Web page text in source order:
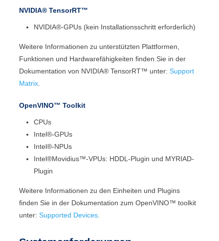
NVIDIA® TensorRT™
NVIDIA®-GPUs (kein Installationsschritt erforderlich)
Weitere Informationen zu unterstützten Plattformen,
Funktionen und Hardwarefähigkeiten finden Sie in der
Dokumentation von NVIDIA® TensorRT™ unter:Support
Matrix
OpenVINO™ Toolkit
CPUs
Intel®-GPUs
Intel®-NPUs
Intel®Movidius™-VPUs: HDDL-Plugin und MYRIAD-
Plugin
Weitere Informationen zu den Einheiten und Plugins
finden Sie in der Dokumentation zumOpenVINO™ toolkit
unter:Supported Devices